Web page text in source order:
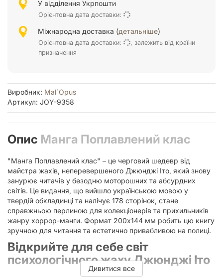
У відділення Укрпошти
Орієнтовна дата доставки:
Міжнародна доставка (детальніше)
Орієнтовна дата доставки:
, залежить від країни
призначення
Виробник: Mal`Opus
Артикул: JOY-9358
Опис Манга Поплавлений клас
"Манга Поплавлений клас" – це черговий шедевр від
майстра жахів, неперевершеного Джюнджі Іто, який знову
занурює читачів у безодню моторошних та абсурдних
світів. Це видання, що вийшло українською мовою у
твердій обкладинці та налічує 178 сторінок, стане
справжньою перлиною для колекціонерів та прихильників
жанру хоррор-манги. Формат 200х144 мм робить цю книгу
зручною для читання та естетично привабливою на полиці.
Відкрийте для себе світ
психологічного жаху Джюнджі Іто
Дивитися все